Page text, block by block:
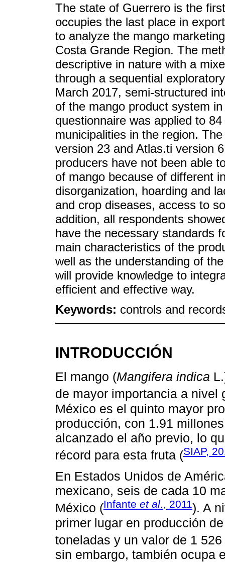
The state of Guerrero is the
occupies the last place in
to analyze the mango
Costa Grande Region. The
descriptive in nature with a
through a sequential
March 2017, semi-structured
of the mango product system
questionnaire was applied to
municipalities in the region.
version 23 and Atlas.ti version
producers have not been able
of mango because of different
disorganization, hoarding and
and crop diseases, access to
addition, all respondents
have the necessary standards
main characteristics of the
well as the understanding of
will provide knowledge to
efficient and effective way.
Keywords: controls and
INTRODUCCIÓN
El mango (Mangifera indica
de mayor importancia a nivel
México es el quinto mayor
producción, con 1.91
alcanzado el año previo, lo
récord para esta fruta (SIAP,
En Estados Unidos de
mexicano, seis de cada 10
México (Infante et al., 2011). A
primer lugar en producción
toneladas y un valor de 1
sin embargo, también ocupa